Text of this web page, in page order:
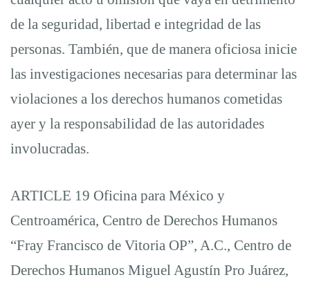
de la seguridad, libertad e integridad de las
personas. También, que de manera oficiosa inicie
las investigaciones necesarias para determinar las
violaciones a los derechos humanos cometidas
ayer y la responsabilidad de las autoridades
involucradas.
ARTICLE 19 Oficina para México y
Centroamérica, Centro de Derechos Humanos
“Fray Francisco de Vitoria OP”, A.C., Centro de
Derechos Humanos Miguel Agustín Pro Juárez,